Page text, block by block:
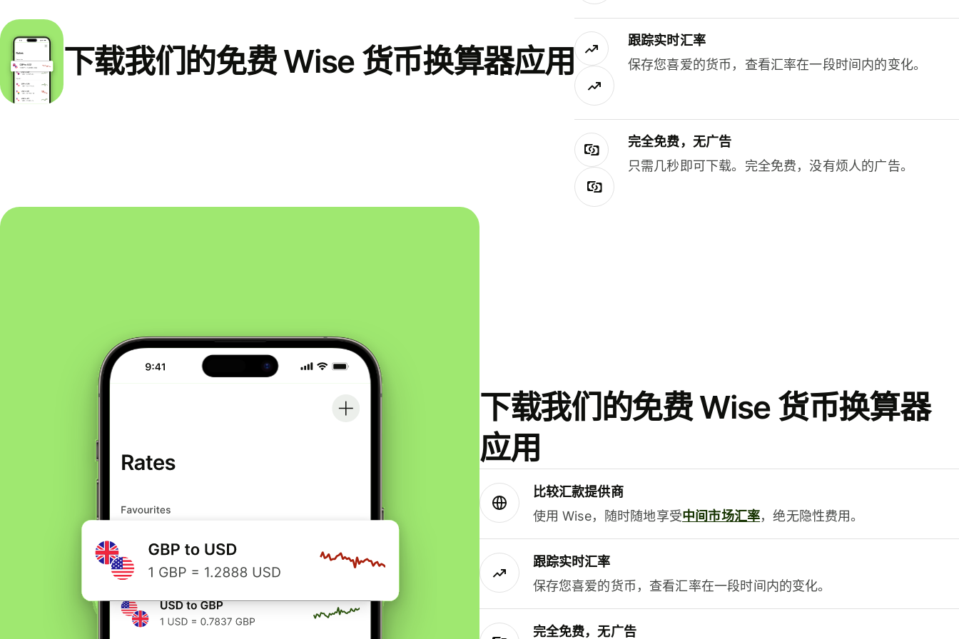
下载我们的免费 Wise 货币换算器应用
跟踪实时汇率
保存您喜爱的货币，查看汇率在一段时间内的变化。
完全免费，无广告
只需几秒即可下载。完全免费，没有烦人的广告。
下载我们的免费 Wise 货币换算器
应用
比较汇款提供商
使用 Wise，随时随地享受中间市场汇率，绝无隐性费用。
跟踪实时汇率
保存您喜爱的货币，查看汇率在一段时间内的变化。
完全免费，无广告